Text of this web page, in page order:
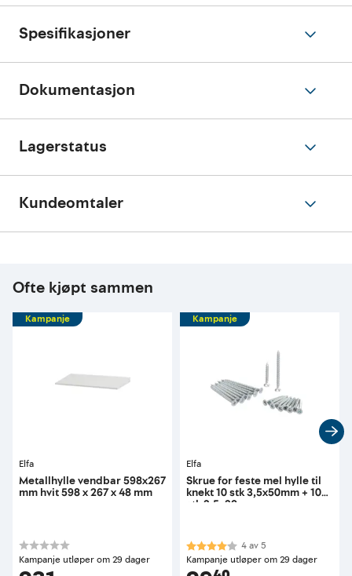
Spesifikasjoner
Dokumentasjon
Lagerstatus
Kundeomtaler
Ofte kjøpt sammen
Kampanje
Elfa
Metallhylle vendbar 598x267
mm hvit 598 x 267 x 48 mm
Kampanje utløper om 29 dager
Kampanje
Elfa
Skrue for feste mel hylle til
knekt 10 stk 3,5x50mm + 10
stk 3,5x30mm
Karakter:4.0 av 5 mulige
4av5
Kampanje utløper om 29 dager